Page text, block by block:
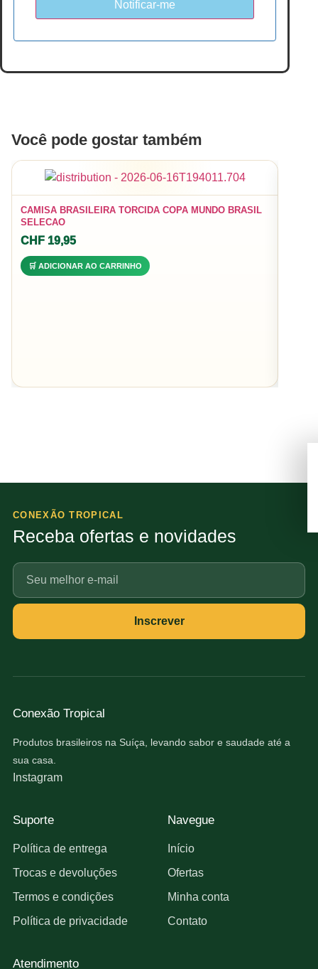
Notificar-me
Você pode gostar também
CAMISA BRASILEIRA TORCIDA COPA MUNDO BRASIL
SELECAO
CHF 19,95
🛒 ADICIONAR AO CARRINHO
CONEXÃO TROPICAL
Receba ofertas e novidades
Seu
mail
Inscrever
Conexão Tropical
Produtos brasileiros na Suíça, levando sabor e saudade até a
sua casa.
Instagram
Suporte
Política de entrega
Trocas e devoluções
Termos e condições
Política de privacidade
Navegue
Início
Ofertas
Minha conta
Contato
Atendimento